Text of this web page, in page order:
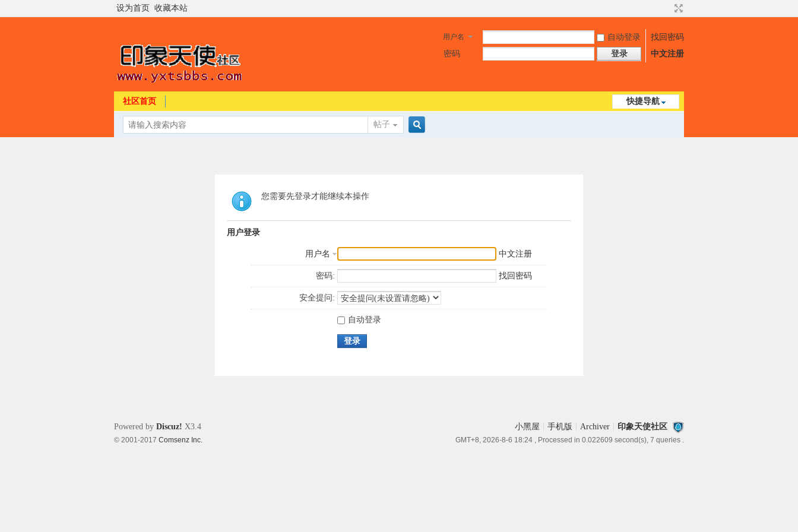
设为首页 收藏本站
用户名 自动登录
找回密码
密码
登录 中文注册
快捷导航
社区首页
帖子
您需要先登录才能继续本操作
用户登录
用户名 中文注册
密码: 找回密码
安全提问:
自动登录
登录
小黑屋 手机版 Archiver 印象天使社区
GMT+8, 2026-8-6 18:24 , Processed in 0.022609 second(s), 7 queries .
Powered by Discuz! X3.4
© 2001-2017 Comsenz Inc.